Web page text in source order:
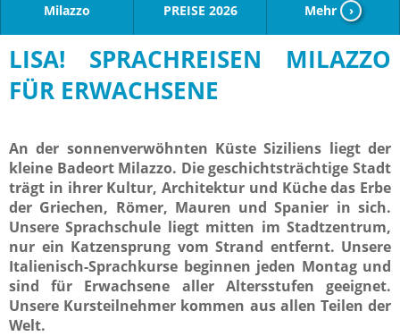
Milazzo PREISE 2026 Mehr ›
LISA! SPRACHREISEN MILAZZO
FÜR ERWACHSENE
An der sonnenverwöhnten Küste Siziliens liegt der
kleine Badeort Milazzo. Die geschichtsträchtige Stadt
trägt in ihrer Kultur, Architektur und Küche das Erbe
der Griechen, Römer, Mauren und Spanier in sich.
Unsere Sprachschule liegt mitten im Stadtzentrum,
nur ein Katzensprung vom Strand entfernt. Unsere
Italienisch-Sprachkurse beginnen jeden Montag und
sind für Erwachsene aller Altersstufen geeignet.
Unsere Kursteilnehmer kommen aus allen Teilen der
Welt.